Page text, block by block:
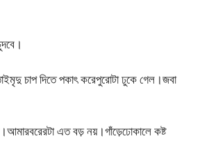
চাপ দিতে পকাৎ করেপুরোটা ঢুকে গেল।জবা
এত বড় নয়।গাঁড়েঢোকালে কষ্ট